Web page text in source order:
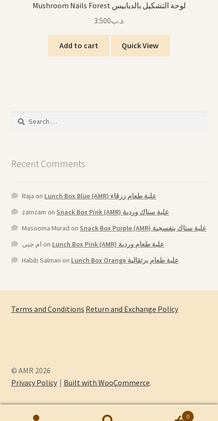
Mushroom Nails Forest لوحة التشكيل بالدبابيس
.د.ب3.500
Add to cart Quick View
Search
Recent Comments
Raja on
Lunch Box Blue (AMR) علبة طعام زرقاء
zamzam on
Snack Box Pink (AMR) علبة سناك وردية
Masooma Murad on
Snack Box Purple (AMR) علبة سناك بنفسجية
ام جنى on
Lunch Box Pink (AMR) علبة طعام وردية
Habib Salman on Lunch Box Orange علبة طعام برتقالية
Terms and Conditions Return and Exchange Policy
© AMR 2026
Privacy Policy
Built with WooCommerce.
0